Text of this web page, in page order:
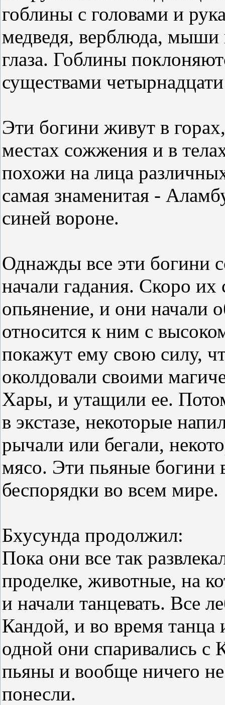
гоблины с головами и
медведя, верблюда, мыши
глаза. Гоблины
существами
Эти богини живут в
местах сожжения и в
похожи на лица
самая знаменитая -
синей вороне.
Однажды все эти богини
начали гадания. Скоро их
опьянение, и они начали
относится к ним с
покажут ему свою силу,
околдовали своими
Хары, и утащили ее.
в экстазе, некоторые
рычали или бегали,
мясо. Эти пьяные богини
беспорядки во всем мире.
Бхусунда продолжил:
Пока они все так
проделке, животные, на
и начали танцевать. Все
Кандой, и во время танца
одной они спаривались
пьяны и вообще ничего
понесли.